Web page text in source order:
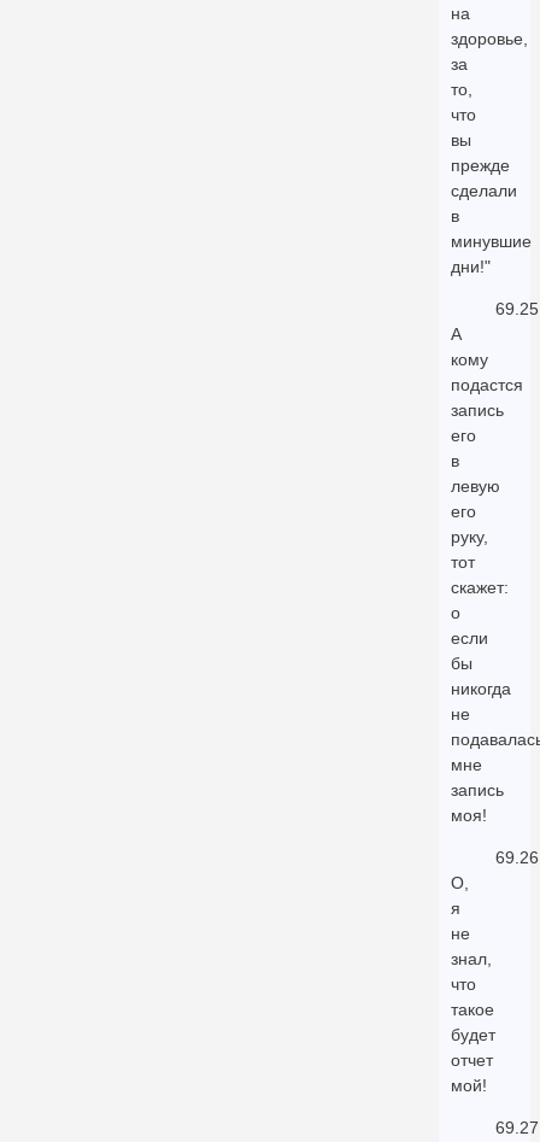
на
здоровье,
за
то,
что
вы
прежде
сделали
в
минувшие
дни!"
69.25
А
кому
подастся
запись
его
в
левую
его
руку,
тот
скажет:
о
если
бы
никогда
не
мне
запись
моя!
69.26
О,
я
не
знал,
что
такое
будет
отчет
мой!
69.27